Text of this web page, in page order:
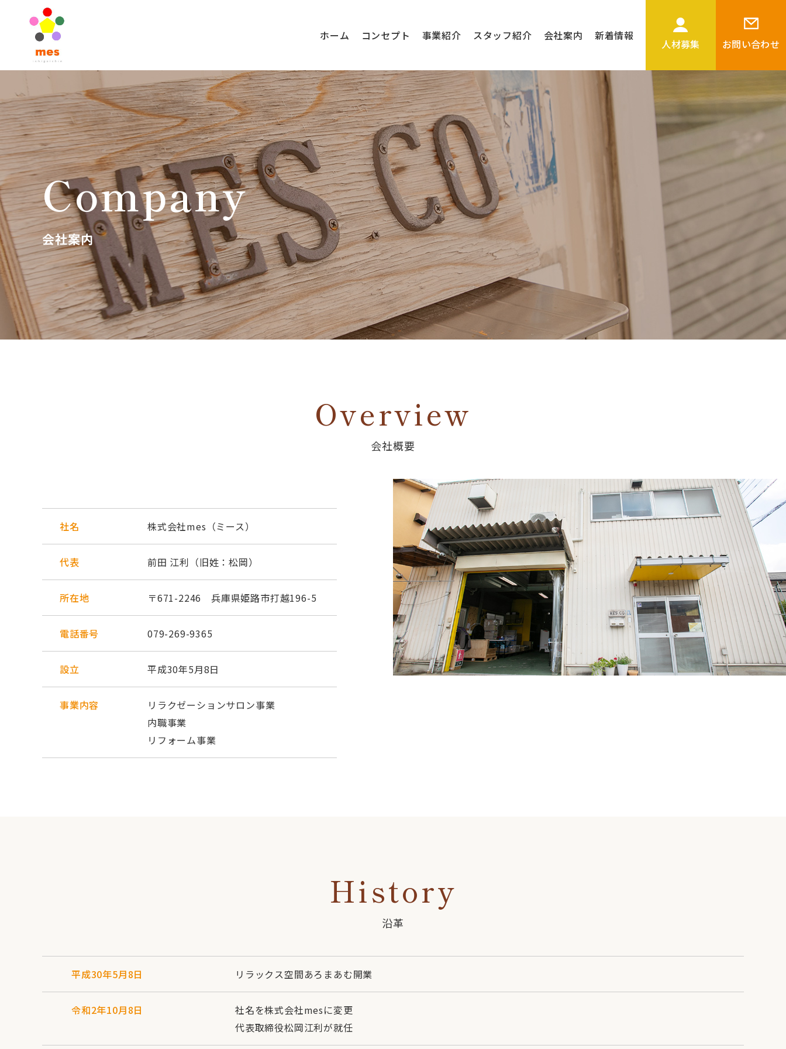
ホーム コンセプト 事業紹介 スタッフ紹介 会社案内 新着情報
人材募集 お問い合わせ
Company
会社案内
Overview
会社概要
社名 株式会社mes（ミース）
代表 前田 江利（旧姓：松岡）
所在地 〒671-2246 兵庫県姫路市打越196-5
電話番号 079-269-9365
設立 平成30年5月8日
事業内容
リラクゼーションサロン事業
内職事業
リフォーム事業
History
沿革
平成30年5月8日 リラックス空間あろまあむ開業
令和2年10月8日
社名を株式会社mesに変更
代表取締役松岡江利が就任